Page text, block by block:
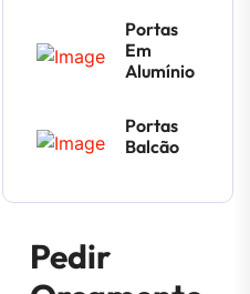
Portas
Em
Alumínio
Portas
Balcão
Pedir